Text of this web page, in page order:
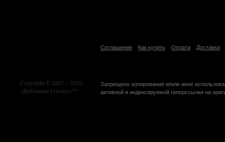
Copyright © 2007 – 2026
«BoGemma Jewelry»™
Соглашение Как купить Оплата Доставка
Запрещено копирование и/или иное
активной и индексируемой гиперссылки на